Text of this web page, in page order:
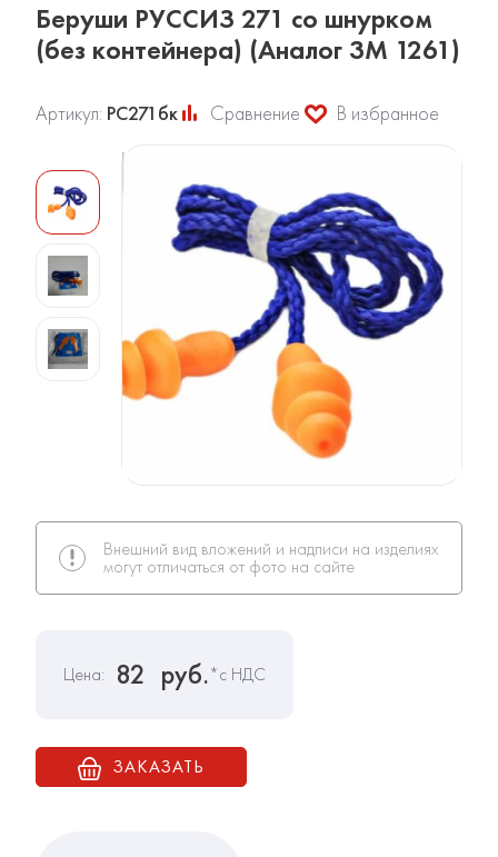
Беруши РУССИЗ 271 со шнурком
(без контейнера) (Аналог 3М 1261)
Артикул: РС271бк Сравнение В избранное
Внешний вид вложений и надписи на изделиях
могут отличаться от фото на сайте
Цена: 82 руб.*с НДС
ЗАКАЗАТЬ